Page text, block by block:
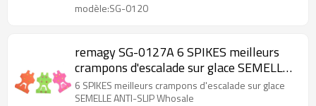
modèle:SG-0120
remagy SG-0127A 6 SPIKES meilleurs
crampons d'escalade sur glace SEMELLE
ANTIDÉRAPANTE whosale
6 SPIKES meilleurs crampons d'escalade sur glace
SEMELLE ANTI-SLIP Whosale